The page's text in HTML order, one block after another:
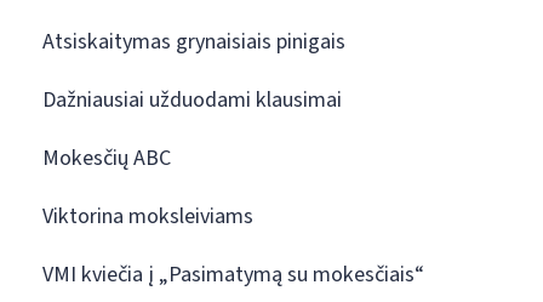
Atsiskaitymas grynaisiais pinigais
Dažniausiai užduodami klausimai
Mokesčių ABC
Viktorina moksleiviams
VMI kviečia į „Pasimatymą su mokesčiais“